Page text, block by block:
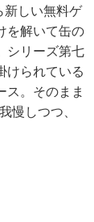
新しい無料ゲ
を解いて缶の
シリーズ第七
けられている
ス。そのまま
慢しつつ、